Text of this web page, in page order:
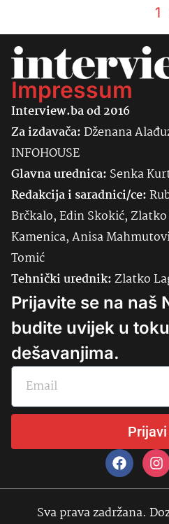
1
Impressum
Interview.ba od 2016
Za izdavača:Dženana
INFOHOUSE
Glavna urednica: Senka
Redakcija i saradnici/ce:
Brčkalo, Edin Skokić,
Kamenica, Anisa
Tomić
Tehnički urednik:Zlatko
Prijavite se na naš
budite uvijek u
dešavanjima.
Sva prava zadržana.